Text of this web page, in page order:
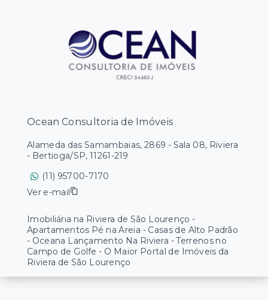
Ocean Consultoria de Imóveis
Alameda das Samambaias, 2869 - Sala 08, Riviera
- Bertioga/SP, 11261-219
(11) 95700-7170
Ver e-mail
Imobiliária na Riviera de São Lourenço -
Apartamentos Pé na Areia - Casas de Alto Padrão
- Oceana Lançamento Na Riviera - Terrenos no
Campo de Golfe - O Maior Portal de Imóveis da
Riviera de São Lourenço